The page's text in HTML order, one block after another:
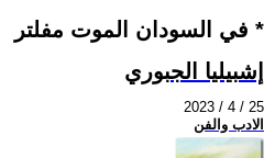
في السودان الموت مفلتر *
إشبيليا الجبوري
2023 / 4 / 25
الادب والفن